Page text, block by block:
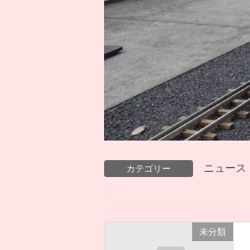
カテゴリー ニュース
未分類